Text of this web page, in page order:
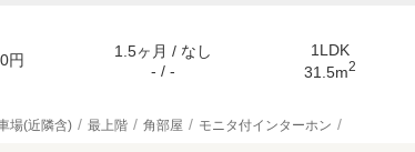
円
1.5ヶ月 / なし
- / -
1LDK
31.5m2
場(近隣含) 最上階 角部屋 モニタ付インターホン